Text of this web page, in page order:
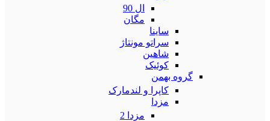
ال 90
مگان
ساینا
سراتو مونتاژ
شاهین
کوئیک
گروه بهمن
کاپرا و لندمارک
مزدا
مزدا 2